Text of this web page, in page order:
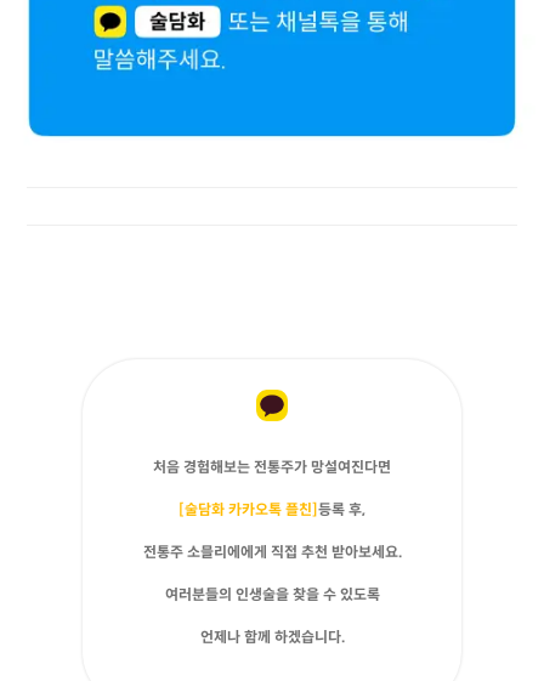
처음 경험해보는 전통주가 망설여진다면
[술담화 카카오톡 플친] 등록 후,
전통주 소믈리에에게 직접 추천 받아보세요.
여러분들의 인생술을 찾을 수 있도록
언제나 함께 하겠습니다.